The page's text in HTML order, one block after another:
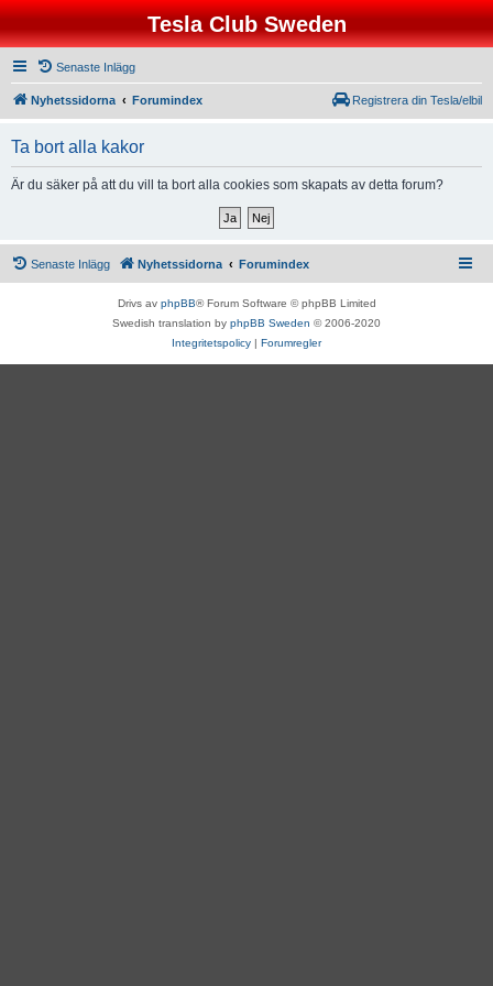
Tesla Club Sweden
Senaste Inlägg
Nyhetssidorna Forumindex Registrera din Tesla/elbil
Ta bort alla kakor
Är du säker på att du vill ta bort alla cookies som skapats av detta forum?
Senaste Inlägg Nyhetssidorna Forumindex
Drivs av phpBB® Forum Software © phpBB Limited
Swedish translation by phpBB Sweden © 2006-2020
Integritetspolicy | Forumregler